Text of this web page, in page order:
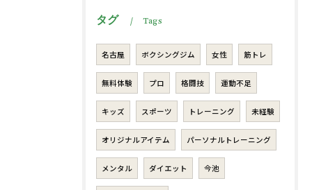
タグ Tags
名古屋 ボクシングジム 女性 筋トレ
無料体験 プロ 格闘技 運動不足
キッズ スポーツ トレーニング 未経験
オリジナルアイテム パーソナルトレーニング
メンタル ダイエット 今池